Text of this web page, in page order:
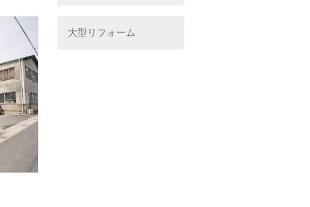
大型リフォーム